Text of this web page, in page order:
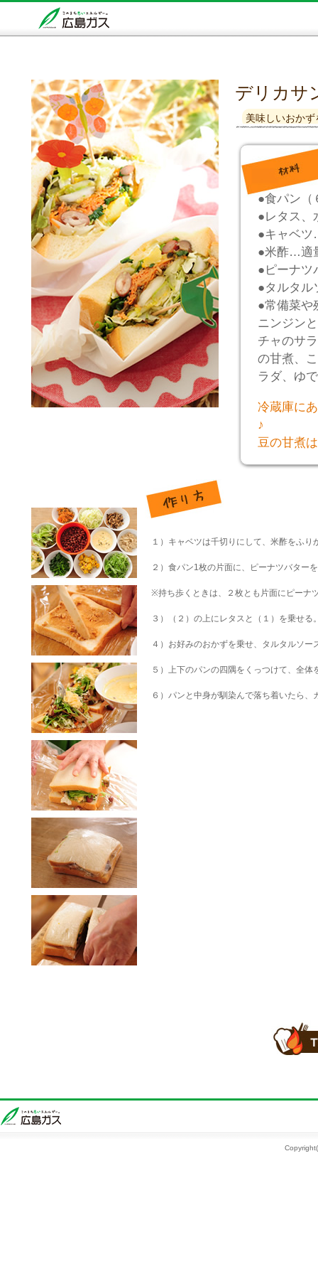
デリカサ
美味しいおか
●食パン
●レタス
●キャベ
●米酢…適
●ピーナ
●タルタ
●常備菜や
ニンジン
チャのサ
の甘煮、
ラダ、ゆ
冷蔵庫に
♪
豆の甘煮
１）キャベツは千切りにして、米酢をふ
２）食パン1枚の片面に、ピーナツバター
※持ち歩くときは、２枚とも片面にピーナ
３）（２）の上にレタスと（１）を乗せる
４）お好みのおかずを乗せ、タルタルソ
５）上下のパンの四隅をくっつけて、全
６）パンと中身が馴染んで落ち着いたら、